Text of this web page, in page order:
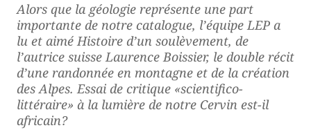
Alors que la géologie représente une part
importante de notre catalogue, l’équipe LEP a
lu et aiméHistoire d’un soulèvement, de
l’autrice suisse Laurence Boissier, le double récit
d’une randonnée en montagne et de la création
des Alpes. Essai de critique «scientifico-
littéraire» à la lumière de notre Cervin est-il
africain?